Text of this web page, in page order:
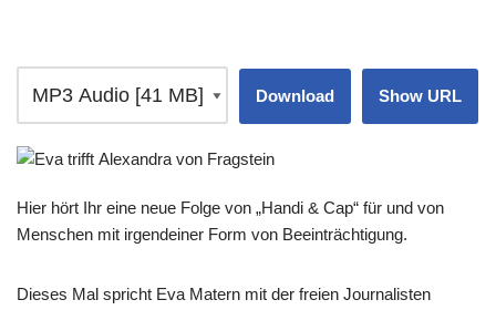
Download Show URL
Hier hört Ihr eine neue Folge von „Handi & Cap“ für und von
Menschen mit irgendeiner Form von Beeinträchtigung.
Dieses Mal spricht Eva Matern mit der freien Journalisten